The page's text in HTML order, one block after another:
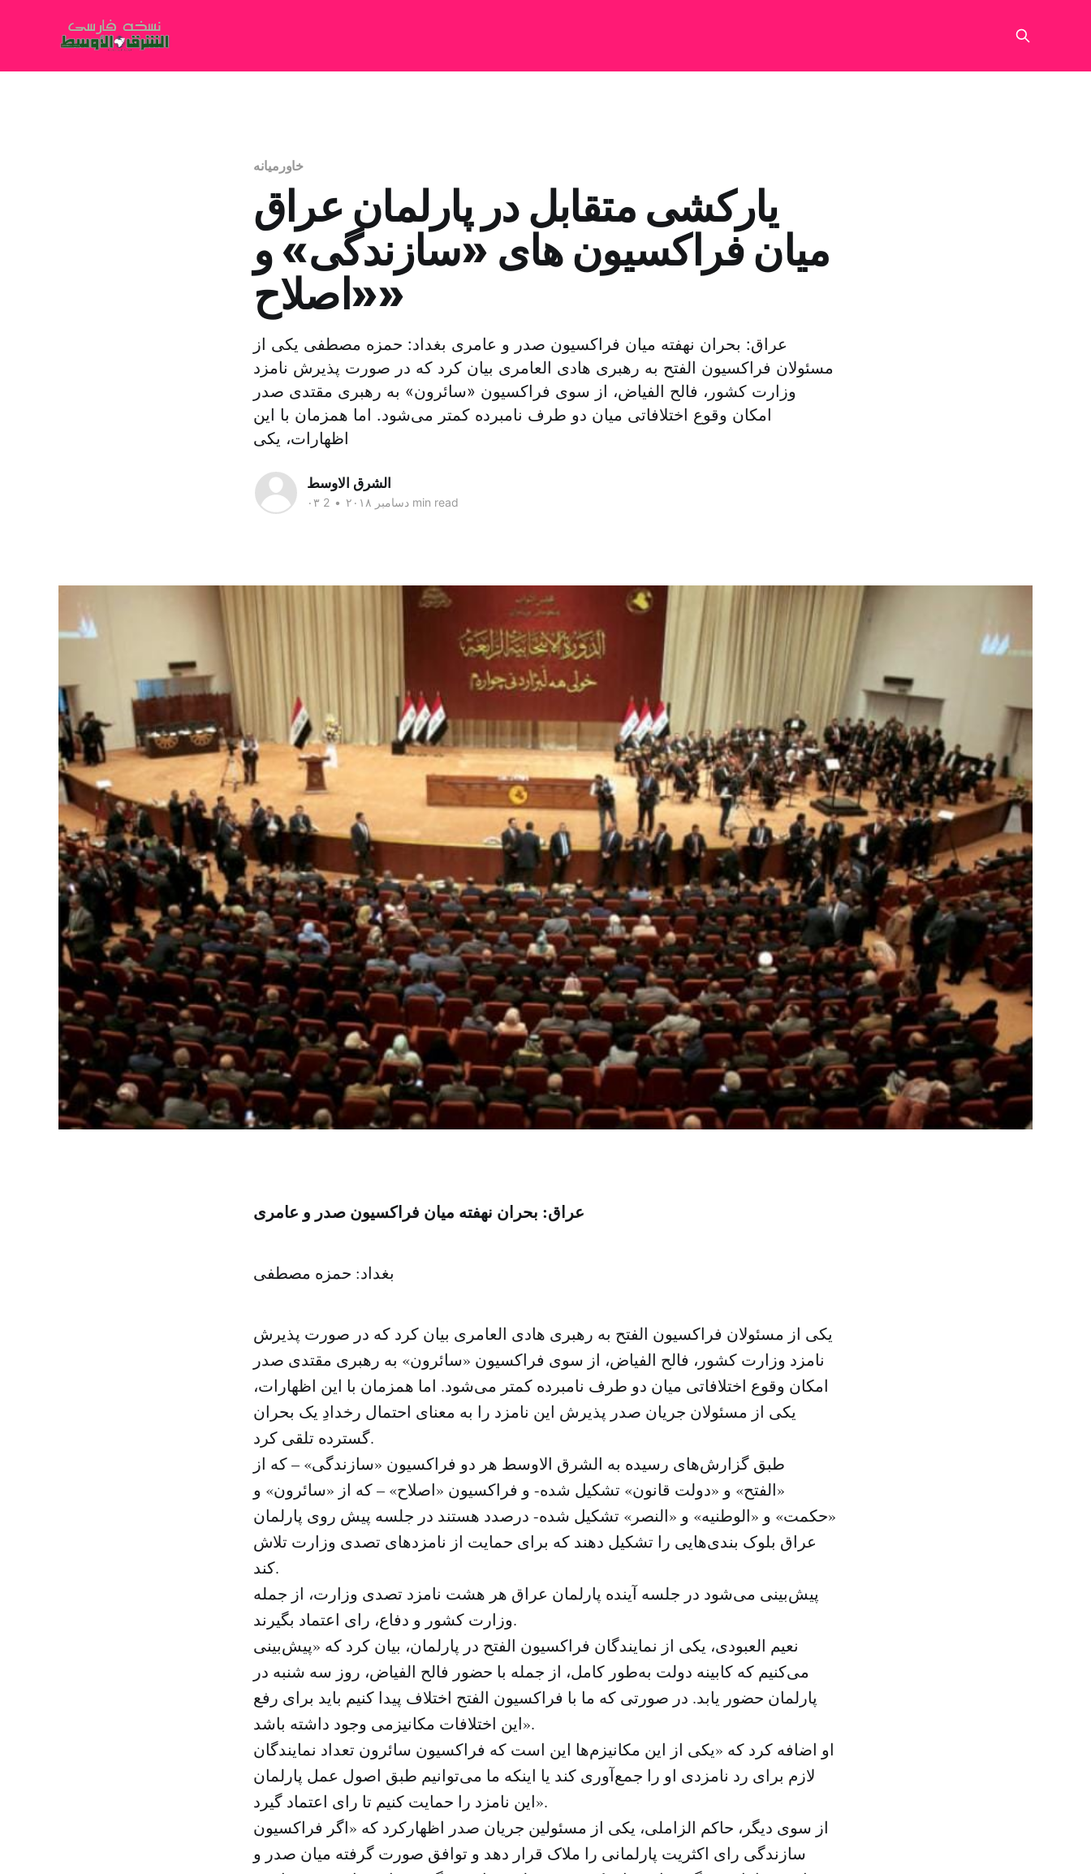
خاورمیانه
یارکشی متقابل در پارلمان عراق
میان فراکسیون های «سازندگی» و
«اصلاح»
عراق: بحران نهفته میان فراکسیون صدر و عامری بغداد: حمزه مصطفى یکی از
مسئولان فراکسیون الفتح به رهبری هادی العامری بیان کرد که در صورت پذیرش نامزد
وزارت کشور، فالح الفیاض، از سوی فراکسیون «سائرون» به رهبری مقتدی صدر
امکان وقوع اختلافاتی میان دو طرف نامبرده کمتر می‌شود. اما همزمان با این
اظهارات، یکی
الشرق الاوسط
۰۳ دسامبر ۲۰۱۸ • 2 min read
عراق: بحران نهفته میان فراکسیون صدر و عامری
بغداد: حمزه مصطفى
یکی از مسئولان فراکسیون الفتح به رهبری هادی العامری بیان کرد که در صورت پذیرش
نامزد وزارت کشور، فالح الفیاض، از سوی فراکسیون «سائرون» به رهبری مقتدی صدر
امکان وقوع اختلافاتی میان دو طرف نامبرده کمتر می‌شود. اما همزمان با این اظهارات،
یکی از مسئولان جریان صدر پذیرش این نامزد را به معنای احتمال رخدادِ یک بحران
گسترده تلقی کرد.
طبق گزارش‌های رسیده به الشرق الاوسط هر دو فراکسیون «سازندگی» – که از
«الفتح» و «دولت قانون» تشکیل شده- و فراکسیون «اصلاح» – که از «سائرون» و
«حکمت» و «الوطنیه» و «النصر» تشکیل شده- درصدد هستند در جلسه پیش روی پارلمان
عراق بلوک بندی‌هایی را تشکیل دهند که برای حمایت از نامزدهای تصدی وزارت تلاش
کند.
پیش‌بینی می‌شود در جلسه آینده پارلمان عراق هر هشت نامزد تصدی وزارت، از جمله
وزارت کشور و دفاع، رای اعتماد بگیرند.
نعیم العبودی، یکی از نمایندگان فراکسیون الفتح در پارلمان، بیان کرد که «پیش‌بینی
می‌کنیم که کابینه دولت به‌طور کامل، از جمله با حضور فالح الفیاض، روز سه شنبه در
پارلمان حضور یابد. در صورتی که ما با فراکسیون الفتح اختلاف پیدا کنیم باید برای رفع
این اختلافات مکانیزمی وجود داشته باشد».
او اضافه کرد که «یکی از این مکانیزم‌ها این است که فراکسیون سائرون تعداد نمایندگان
لازم برای رد نامزدی او را جمع‌آوری کند یا اینکه ما می‌توانیم طبق اصول عمل پارلمان
این نامزد را حمایت کنیم تا رای اعتماد گیرد».
از سوی دیگر، حاکم الزاملی، یکی از مسئولین جریان صدر اظهارکرد که «اگر فراکسیون
سازندگی رای اکثریت پارلمانی را ملاک قرار دهد و توافق صورت گرفته میان صدر و